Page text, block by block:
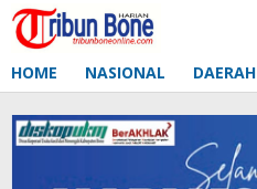
Lewati
ke
HOME NASIONAL DAERAH